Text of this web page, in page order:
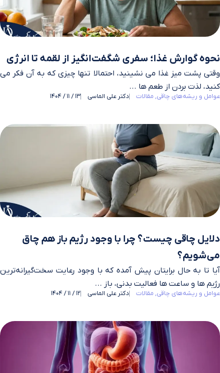
نحوه گوارش غذا؛ سفری شگفت‌انگیز از لقمه تا انرژی
وقتی پشت میز غذا می‌ نشینید، احتمالا تنها چیزی که به آن فکر می‌
کنید، لذت بردن از طعم‌ ها ...
عوامل و ریشه‌های چاقی مقالات دکتر علی الماسی 13 / 11 / 1404
دلایل چاقی چیست؟ چرا با وجود رژیم باز هم چاق
می‌شویم؟
آیا تا به حال برایتان پیش آمده که با وجود رعایت سخت‌گیرانه‌ترین
رژیم‌ ها و ساعت‌ ها فعالیت بدنی، باز ...
عوامل و ریشه‌های چاقی مقالات دکتر علی الماسی 12 / 11 / 1404